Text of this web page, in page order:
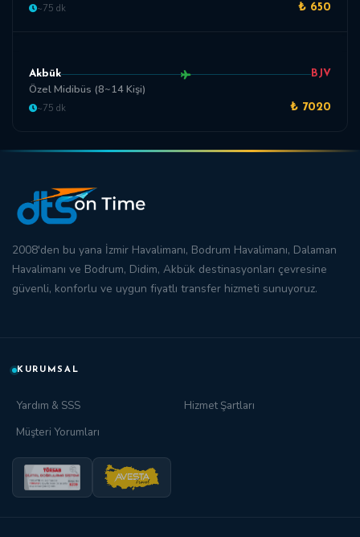
~75 dk ₺ 650
Akbük BJV
Özel Midibüs (8~14 Kişi)
~75 dk ₺ 7020
2008'den bu yana İzmir Havalimanı, Bodrum Havalimanı, Dalaman
Havalimanı ve Bodrum, Didim, Akbük destinasyonları çevresine
güvenli, konforlu ve uygun fiyatlı transfer hizmeti sunuyoruz.
KURUMSAL
Yardım & SSS
Hizmet Şartları
Müşteri Yorumları